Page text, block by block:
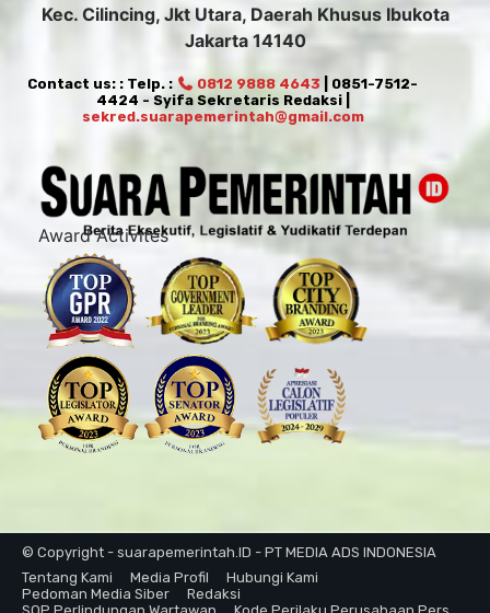
Kec. Cilincing, Jkt Utara, Daerah Khusus Ibukota
Jakarta 14140
Contact us: : Telp. : 0812 9888 4643 | 0851-7512-
4424 - Syifa Sekretaris Redaksi |
sekred.suarapemerintah@gmail.com
Award Activites
© Copyright - suarapemerintah.ID - PT MEDIA ADS INDONESIA
Tentang Kami
Media Profil
Hubungi Kami
Pedoman Media Siber
Redaksi